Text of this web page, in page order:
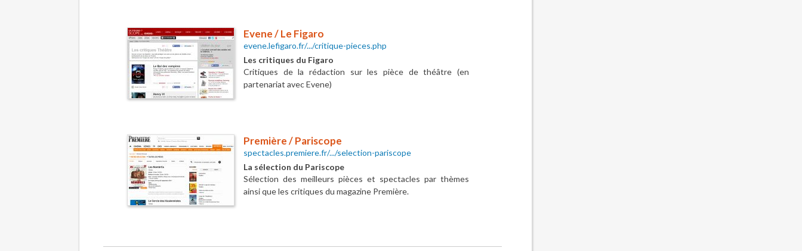
Evene / Le Figaro
evene.lefigaro.fr/.../critique-pieces.php
Les critiques du Figaro
Critiques de la rédaction sur les pièce de théâtre (en
partenariat avec Evene)
Première / Pariscope
spectacles.premiere.fr/.../selection-pariscope
La sélection du Pariscope
Sélection des meilleurs pièces et spectacles par thèmes
ainsi que les critiques du magazine Première.